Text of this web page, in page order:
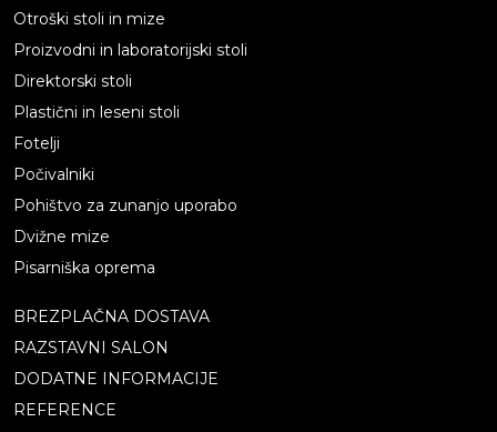
Otroški stoli in mize
Proizvodni in laboratorijski stoli
Direktorski stoli
Plastični in leseni stoli
Fotelji
Počivalniki
Pohištvo za zunanjo uporabo
Dvižne mize
Pisarniška oprema
BREZPLAČNA DOSTAVA
RAZSTAVNI SALON
DODATNE INFORMACIJE
REFERENCE